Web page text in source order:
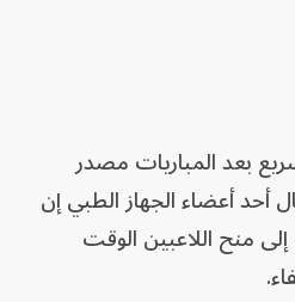
بعد المباريات مصدر
أحد أعضاء الجهاز الطبي إن
منح اللاعبين الوقت